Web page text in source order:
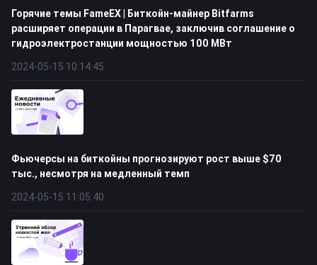
Горячие темы FameEX | Биткойн-майнер Bitfarms
расширяет операции в Парагвае, заключив соглашение о
гидроэлектростанции мощностью 100 МВт
2024-05-15 10:14:45
Фьючерсы на биткойны прогнозируют рост выше $70
тыс., несмотря на медленный темп
2024-05-15 11:05:40